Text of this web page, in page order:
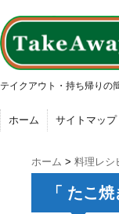
テイクアウト・持ち帰りの
ホーム サイトマップ
ホーム > 料理レシ
「 たこ